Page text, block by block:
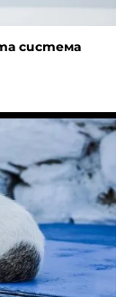
система